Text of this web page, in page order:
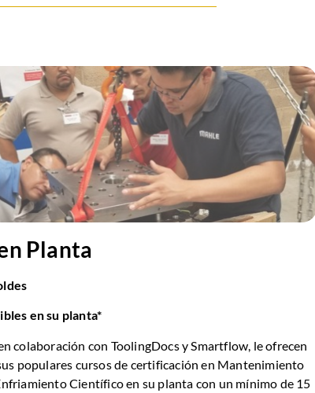
Planta
en su planta*
colaboración con ToolingDocs y Smartflow, le ofrecen
populares cursos de certificación en Mantenimiento
Científico en su planta con un mínimo de 15